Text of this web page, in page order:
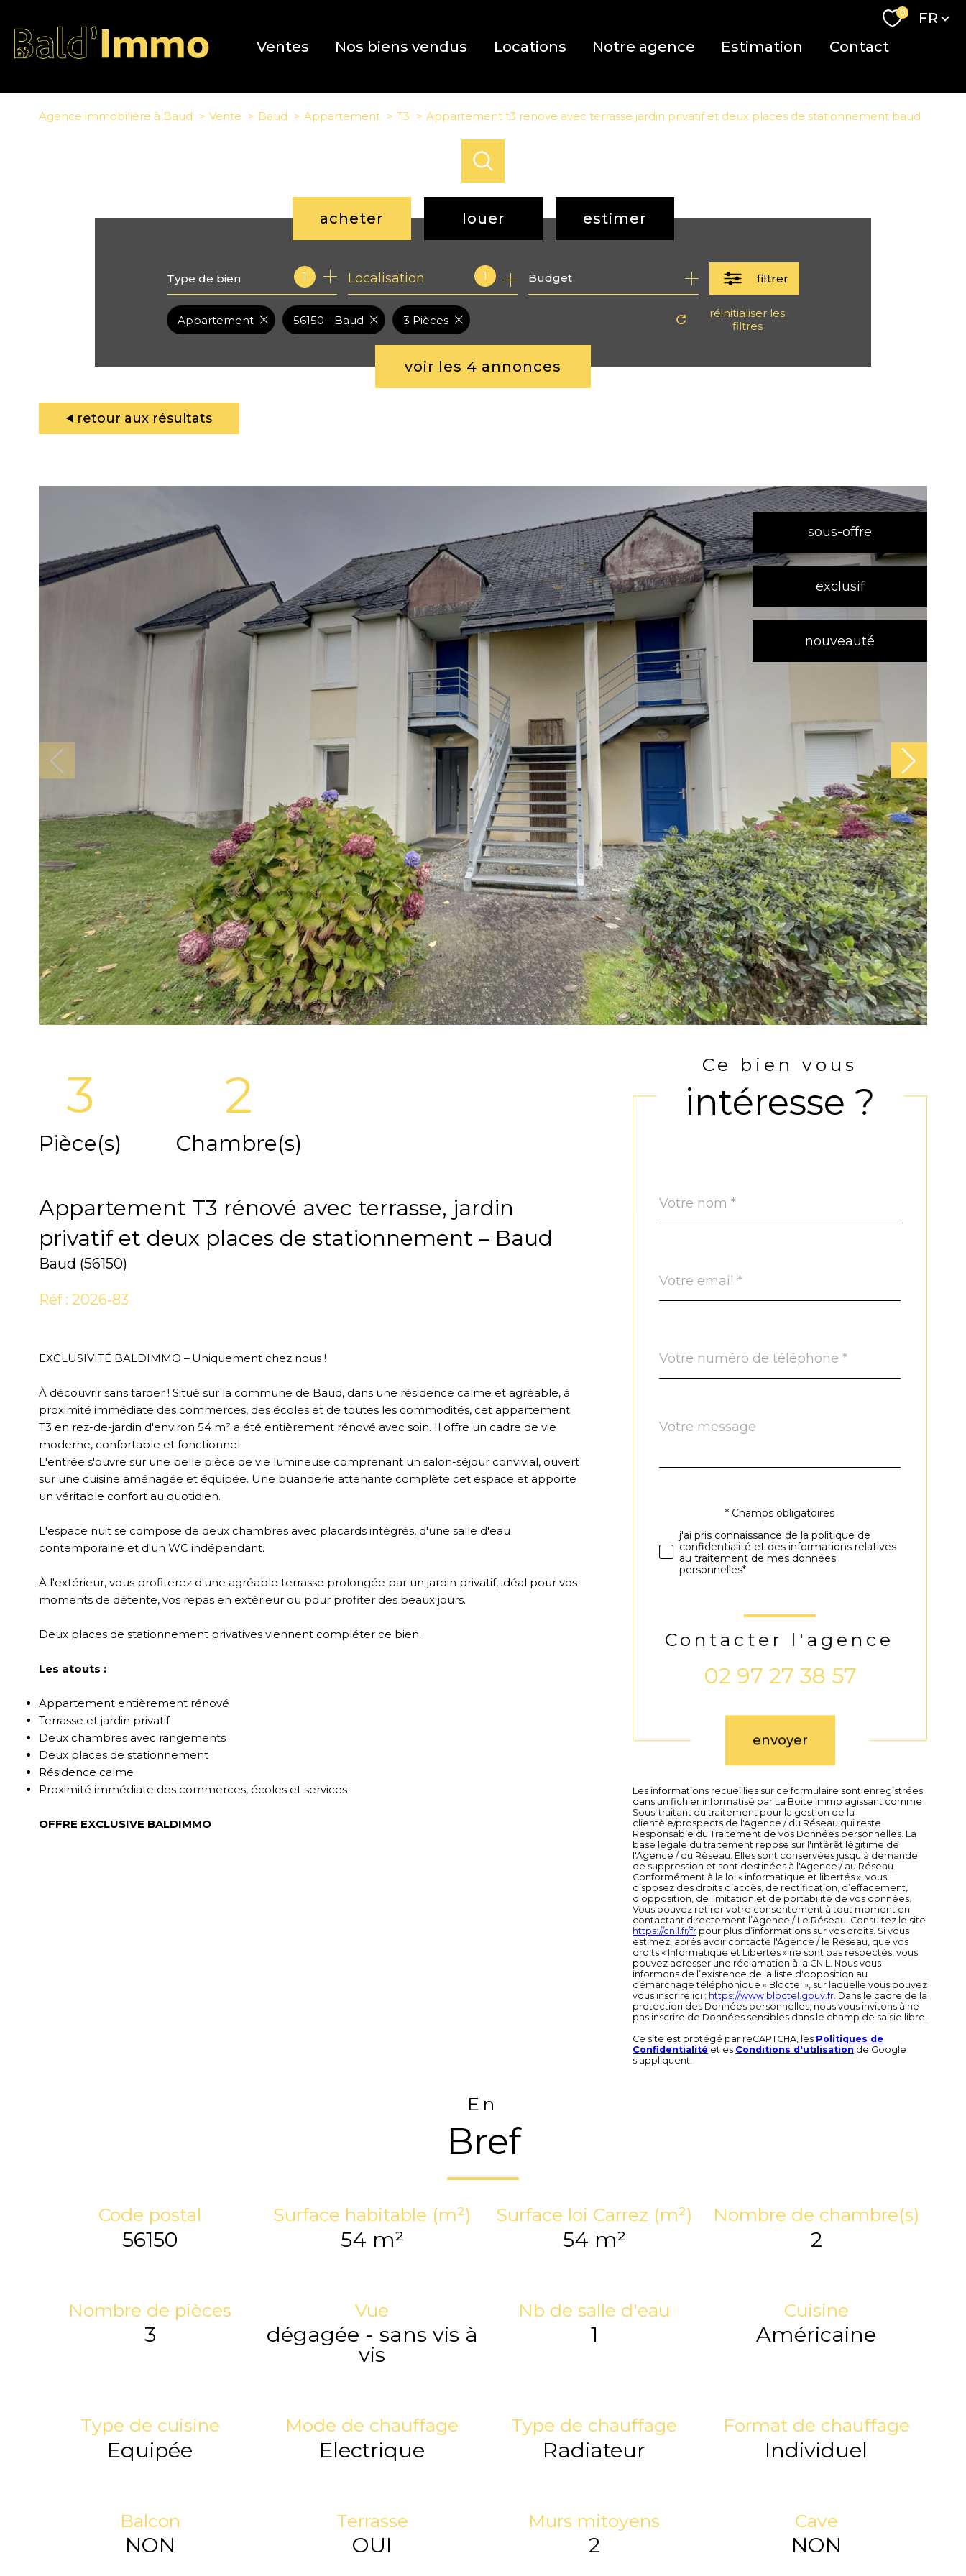
0 Langue
FR
Ventes Nos biens vendus Locations Notre agence Estimation Contact
Agence immobilière à Baud Vente Baud Appartement T3 Appartement t3 renove avec terrasse jardin privatif et deux places de stationnement baud
acheter
de l'ancien
de l'immo pro
louer
à l'année
estimer
Type de bien 1 1
Localisation Budget filtrer
voir les 4 annonces
Appartement 56150 - Baud 3 Pièces
réinitialiser les
filtres
retour aux résultats
sous-offre
exclusif
nouveauté
3
Pièce(s)
2
Chambre(s)
Appartement T3 rénové avec terrasse, jardin
privatif et deux places de stationnement – Baud
Baud (56150)
Réf : 2026-83
EXCLUSIVITÉ BALDIMMO – Uniquement chez nous !
À découvrir sans tarder ! Situé sur la commune de Baud, dans une résidence calme et agréable, à
proximité immédiate des commerces, des écoles et de toutes les commodités, cet appartement
T3 en rez-de-jardin d'environ 54 m² a été entièrement rénové avec soin. Il offre un cadre de vie
moderne, confortable et fonctionnel.
L'entrée s'ouvre sur une belle pièce de vie lumineuse comprenant un salon-séjour convivial, ouvert
sur une cuisine aménagée et équipée. Une buanderie attenante complète cet espace et apporte
un véritable confort au quotidien.
L'espace nuit se compose de deux chambres avec placards intégrés, d'une salle d'eau
contemporaine et d'un WC indépendant.
À l'extérieur, vous profiterez d'une agréable terrasse prolongée par un jardin privatif, idéal pour vos
moments de détente, vos repas en extérieur ou pour profiter des beaux jours.
Deux places de stationnement privatives viennent compléter ce bien.
Les atouts :
Appartement entièrement rénové
Terrasse et jardin privatif
Deux chambres avec rangements
Deux places de stationnement
Résidence calme
Proximité immédiate des commerces, écoles et services
OFFRE EXCLUSIVE BALDIMMO
Ce bien vous
intéresse ?
par
*
*
*
Fieldset
défaut
Message
*
Validation* Champs obligatoires
j'ai pris connaissance de la politique de
confidentialité et des informations relatives
au traitement de mes données
personnelles*
Contacter l'agence
02 97 27 38 57
envoyer
Les informations recueillies sur ce formulaire sont enregistrées
dans un fichier informatisé par La Boite Immo agissant comme
Sous-traitant du traitement pour la gestion de la
clientèle/prospects de l'Agence / du Réseau qui reste
Responsable du Traitement de vos Données personnelles. La
base légale du traitement repose sur l'intérêt légitime de
l'Agence / du Réseau. Elles sont conservées jusqu'à demande
de suppression et sont destinées à l'Agence / au Réseau.
Conformément à la loi « informatique et libertés », vous
disposez des droits d’accès, de rectification, d’effacement,
d’opposition, de limitation et de portabilité de vos données.
Vous pouvez retirer votre consentement à tout moment en
contactant directement l’Agence / Le Réseau. Consultez le site
https://cnil.fr/fr pour plus d’informations sur vos droits. Si vous
estimez, après avoir contacté l'Agence / le Réseau, que vos
droits « Informatique et Libertés » ne sont pas respectés, vous
pouvez adresser une réclamation à la CNIL. Nous vous
informons de l’existence de la liste d'opposition au
démarchage téléphonique « Bloctel », sur laquelle vous pouvez
vous inscrire ici : https://www.bloctel.gouv.fr. Dans le cadre de la
protection des Données personnelles, nous vous invitons à ne
pas inscrire de Données sensibles dans le champ de saisie libre.
Ce site est protégé par reCAPTCHA, les Politiques de
Confidentialité et es Conditions d'utilisation de Google
s'appliquent.
En
Bref
Code postal
56150
Surface habitable (m²)
54 m²
Surface loi Carrez (m²)
54 m²
Nombre de chambre(s)
2
Nombre de pièces
3
Vue
dégagée - sans vis à
vis
Nb de salle d'eau
1
Cuisine
Américaine
Type de cuisine
Equipée
Mode de chauffage
Electrique
Type de chauffage
Radiateur
Format de chauffage
Individuel
Balcon
NON
Terrasse
OUI
Murs mitoyens
2
Cave
NON